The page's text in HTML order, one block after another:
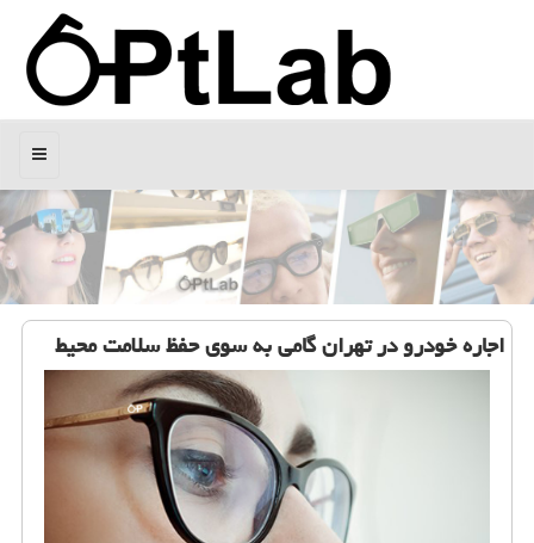
منو
اجاره خودرو در تهران گامی به سوی حفظ سلامت محیط